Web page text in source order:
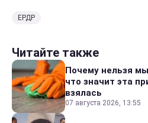
ЕРДР
Читайте также
Почему нельзя
что значит эта
взялась
07 августа 2026, 13:55